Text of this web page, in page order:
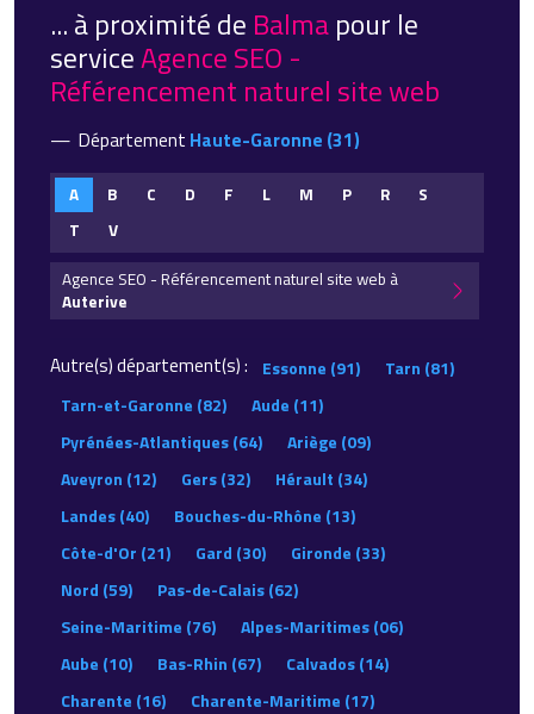
... à proximité de Balmapour le
serviceAgence SEO -
Référencement naturel site web
Département Haute-Garonne (31)
A B C D F L M P R
S
T
V
Agence SEO - Référencement naturel site web à
Auterive
Autre(s) département(s) : Essonne (91)
Tarn (81)
Tarn-et-Garonne (82)
Aude (11)
Pyrénées-Atlantiques (64)
Ariège (09)
Aveyron (12)
Gers (32)
Hérault (34)
Landes (40)
Bouches-du-Rhône (13)
Côte-d'Or (21)
Gard (30)
Gironde (33)
Nord (59)
Pas-de-Calais (62)
Seine-Maritime (76)
Alpes-Maritimes (06)
Aube (10)
Bas-Rhin (67)
Calvados (14)
Charente (16)
Charente-Maritime (17)